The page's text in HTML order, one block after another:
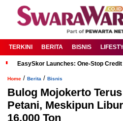
TERKINI BERITA BISNIS
EasySkor Launches: One-Stop
Home / Berita / Bisnis
Bulog Mojokerto
Petani, Meskipun
16.000 Ton